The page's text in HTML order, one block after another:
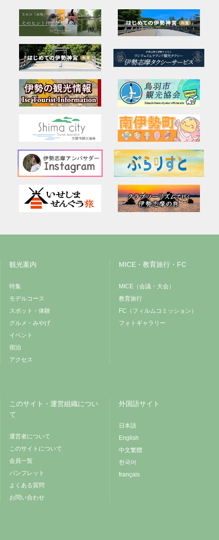
観光案内
特集
モデルコース
スポット・体験
グルメ・みやげ
イベント
宿泊
アクセス
MICE・教育旅行・FC
MICE（会議・大会）
教育旅行
FC（フィルムコミッション）
フォトギャラリー
このサイト・運営組織につい
て
運営者について
このサイトについて
会員一覧
パンフレット
よくある質問
お問い合わせ
外国語サイト
日本語
English
中文繁體
한국어
français